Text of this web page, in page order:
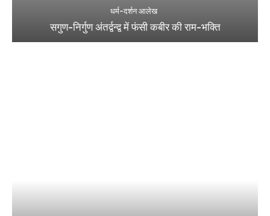
धर्म-दर्शन आलेख
सगुण-निर्गुण अंतर्द्वन्द्व में फंसी कबीर की राम-भक्ति